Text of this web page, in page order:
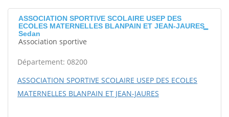
ASSOCIATION SPORTIVE SCOLAIRE USEP DES
ECOLES MATERNELLES BLANPAIN ET JEAN-JAURES
Sedan
Association sportive
Département: 08200
ASSOCIATION SPORTIVE SCOLAIRE USEP DES ECOLES
MATERNELLES BLANPAIN ET JEAN-JAURES